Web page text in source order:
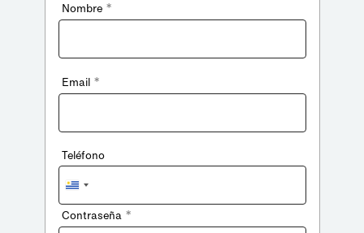
Nombre *
Email *
Teléfono
Uruguay
+598
Contraseña *